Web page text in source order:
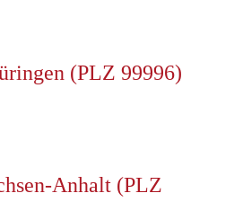
(PLZ 99996)
Anhalt (PLZ